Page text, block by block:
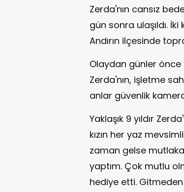
Zerda'nın cansız
gün sonra ulaşıldı.
Andırın ilçesinde
Olaydan günler önce
Zerda'nın, işletme
anlar güvenlik
Yaklaşık 9 yıldır
kızın her yaz
zaman gelse mutlaka
yaptım. Çok mutlu
hediye etti. Gitmeden